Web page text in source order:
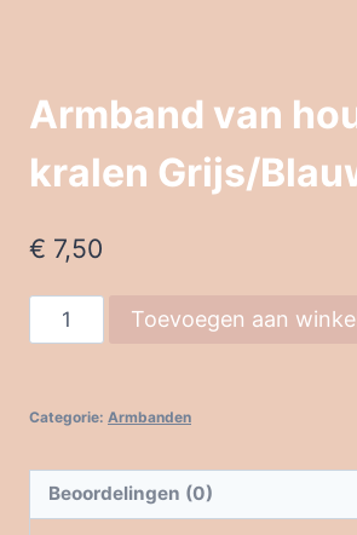
Armband van
kralen Grijs/
€ 7,50
Armband
van
kralen
aantal
Toevoegen aan
Categorie: Armbanden
Beoordelingen (0)